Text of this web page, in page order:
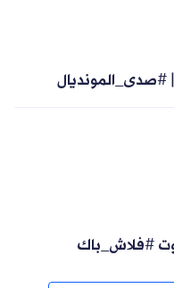
#فلاش_باك